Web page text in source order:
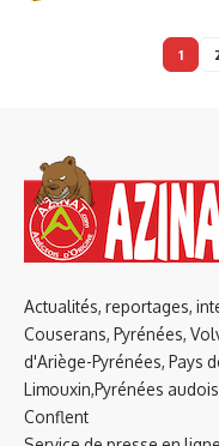
1
Actualités, reportages,
Couserans, Pyrénées,
d'Ariège-Pyrénées, Pays
Limouxin,Pyrénées
Conflent